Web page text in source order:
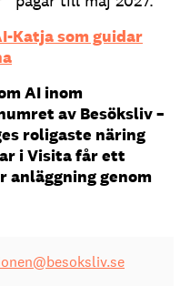
Katja som guidar
AI inom
av Besöksliv –
roligaste näring
i Visita får ett
anläggning genom